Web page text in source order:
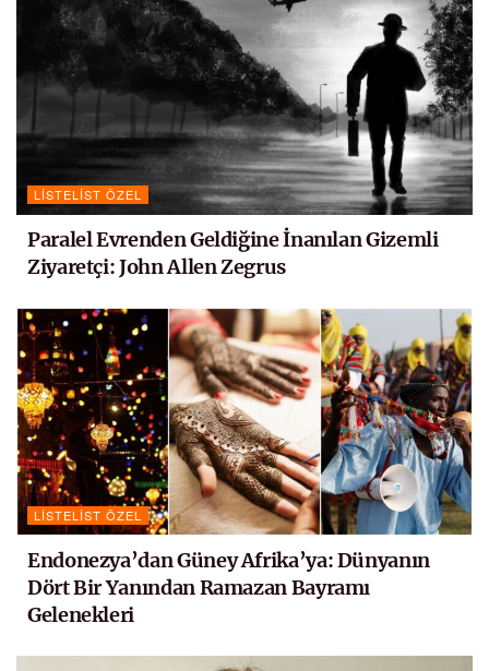
LISTELIST ÖZEL
Paralel Evrenden Geldiğine İnanılan Gizemli
Ziyaretçi: John Allen Zegrus
LISTELIST ÖZEL
Endonezya’dan Güney Afrika’ya: Dünyanın
Dört Bir Yanından Ramazan Bayramı
Gelenekleri